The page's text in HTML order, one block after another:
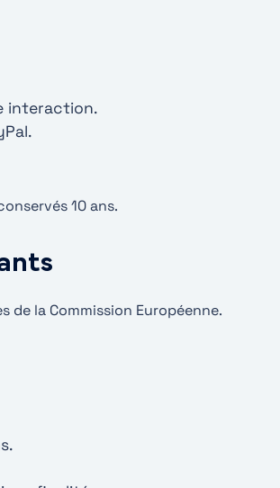
interaction.
10 ans.
de la Commission Européenne.